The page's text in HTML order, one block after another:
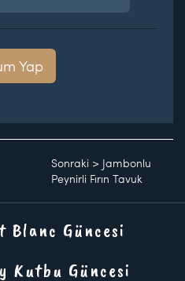
Yap
Sonraki > Jambonlu
Peynirli Fırın Tavuk
Blanc Güncesi
Kutbu Güncesi